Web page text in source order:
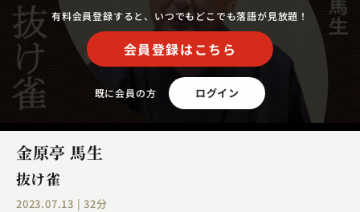
有料会員登録すると、いつでもどこでも落語が見放題！
会員登録はこちら
既に会員の方 ログイン
金原亭 馬生
抜け雀
2023.07.13 | 32分